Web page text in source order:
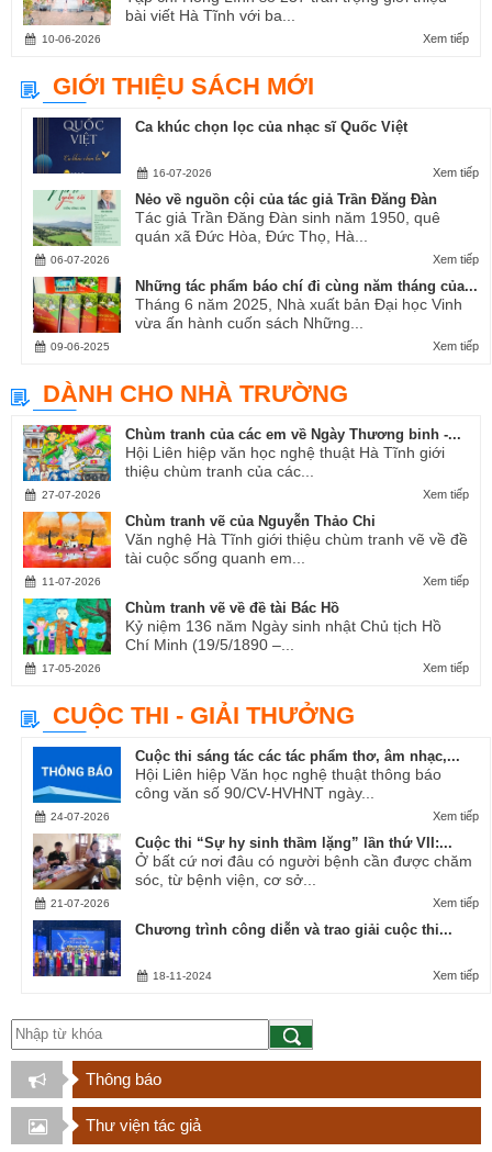
bài viết Hà Tĩnh với ba...
Xem tiếp
10-06-2026
GIỚI THIỆU SÁCH MỚI
Ca khúc chọn lọc của nhạc sĩ Quốc Việt
Xem tiếp
16-07-2026
Nẻo về nguồn cội của tác giả Trần Đăng Đàn
Tác giả Trần Đăng Đàn sinh năm 1950, quê
quán xã Đức Hòa, Đức Thọ, Hà...
Xem tiếp
06-07-2026
Những tác phẩm báo chí đi cùng năm tháng của...
Tháng 6 năm 2025, Nhà xuất bản Đại học Vinh
vừa ấn hành cuốn sách Những...
Xem tiếp
09-06-2025
DÀNH CHO NHÀ TRƯỜNG
Chùm tranh của các em về Ngày Thương binh -...
Hội Liên hiệp văn học nghệ thuật Hà Tĩnh giới
thiệu chùm tranh của các...
Xem tiếp
27-07-2026
Chùm tranh vẽ của Nguyễn Thảo Chi
Văn nghệ Hà Tĩnh giới thiệu chùm tranh vẽ về đề
tài cuộc sống quanh em...
Xem tiếp
11-07-2026
Chùm tranh vẽ về đề tài Bác Hồ
Kỷ niệm 136 năm Ngày sinh nhật Chủ tịch Hồ
Chí Minh (19/5/1890 –...
Xem tiếp
17-05-2026
CUỘC THI - GIẢI THƯỞNG
Cuộc thi sáng tác các tác phẩm thơ, âm nhạc,...
Hội Liên hiệp Văn học nghệ thuật thông báo
công văn số 90/CV-HVHNT ngày...
Xem tiếp
24-07-2026
Cuộc thi “Sự hy sinh thầm lặng” lần thứ VII:...
Ở bất cứ nơi đâu có người bệnh cần được chăm
sóc, từ bệnh viện, cơ sở...
Xem tiếp
21-07-2026
Chương trình công diễn và trao giải cuộc thi...
Xem tiếp
18-11-2024
Thông báo
Thư viện tác giả